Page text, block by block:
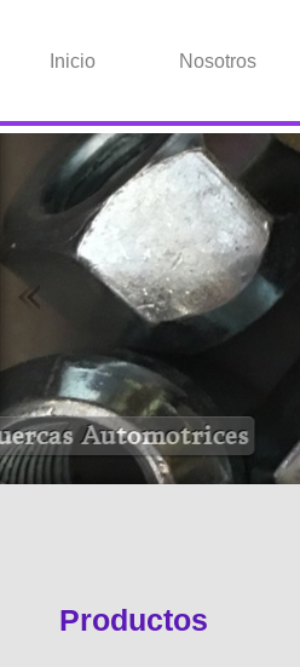
Inicio Nosotros
Tuercas Automotrices
Productos